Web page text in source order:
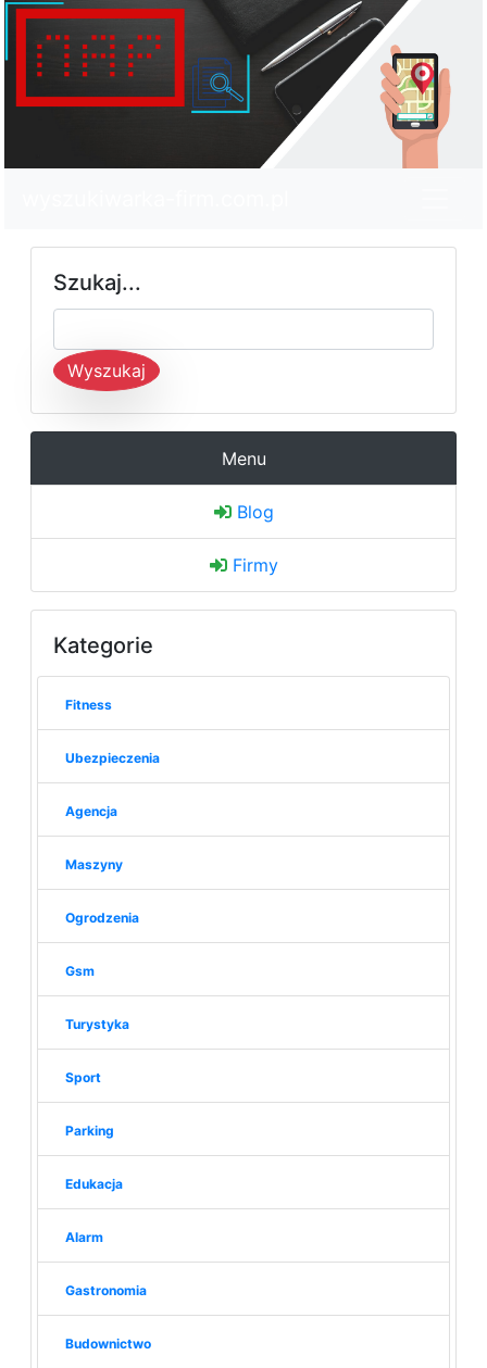
Szukaj...
Wyszukaj
Menu
Blog
Firmy
Kategorie
Fitness
Ubezpieczenia
Agencja
Maszyny
Ogrodzenia
Gsm
Turystyka
Sport
Parking
Edukacja
Alarm
Gastronomia
Budownictwo